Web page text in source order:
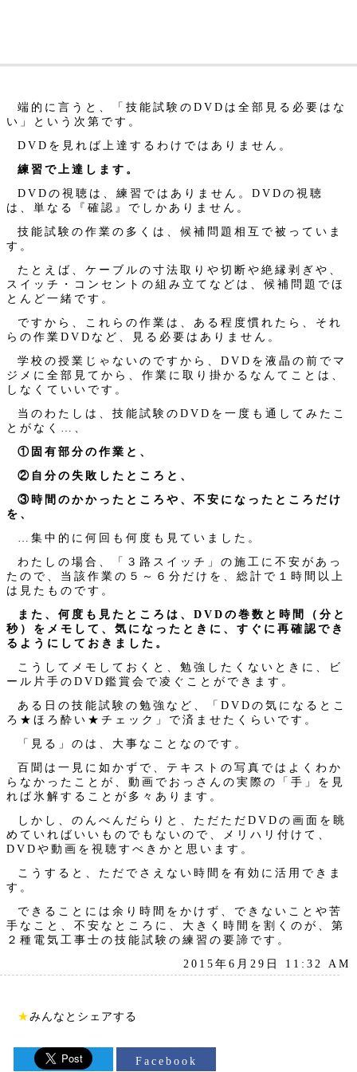
端的に言うと、「技能試験のDVDは全部見る必要はな
い」という次第です。
DVDを見れば上達するわけではありません。
練習で上達します。
DVDの視聴は、練習ではありません。DVDの視聴
は、単なる『確認』でしかありません。
技能試験の作業の多くは、候補問題相互で被っていま
す。
たとえば、ケーブルの寸法取りや切断や絶縁剥ぎや、
スイッチ・コンセントの組み立てなどは、候補問題でほ
とんど一緒です。
ですから、これらの作業は、ある程度慣れたら、それ
らの作業DVDなど、見る必要はありません。
学校の授業じゃないのですから、DVDを液晶の前でマ
ジメに全部見てから、作業に取り掛かるなんてことは、
しなくていいです。
当のわたしは、技能試験のDVDを一度も通してみたこ
とがなく…、
①固有部分の作業と、
②自分の失敗したところと、
③時間のかかったところや、不安になったところだけ
を、
…集中的に何回も何度も見ていました。
わたしの場合、「３路スイッチ」の施工に不安があっ
たので、当該作業の５～６分だけを、総計で１時間以上
は見たものです。
また、何度も見たところは、DVDの巻数と時間（分と
秒）をメモして、気になったときに、すぐに再確認でき
るようにしておきました。
こうしてメモしておくと、勉強したくないときに、ビ
ール片手のDVD鑑賞会で凌ぐことができます。
ある日の技能試験の勉強など、「DVDの気になるとこ
ろ★ほろ酔い★チェック」で済ませたくらいです。
「見る」のは、大事なことなのです。
百聞は一見に如かずで、テキストの写真ではよくわか
らなかったことが、動画でおっさんの実際の「手」を見
れば氷解することが多々あります。
しかし、のんべんだらりと、ただただDVDの画面を眺
めていればいいものでもないので、メリハリ付けて、
DVDや動画を視聴すべきかと思います。
こうすると、ただでさえない時間を有効に活用できま
す。
できることには余り時間をかけず、できないことや苦
手なこと、不安なところに、大きく時間を割くのが、第
２種電気工事士の技能試験の練習の要諦です。
2015年6月29日 11:32 AM
★みんなとシェアする
Facebook